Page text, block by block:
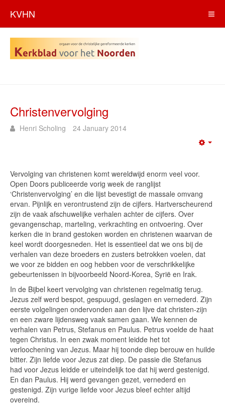
KVHN
Christenvervolging
Henri Scholing 24 January 2014
Vervolging van christenen komt wereldwijd enorm veel voor.
Open Doors publiceerde vorig week de ranglijst
‘Christenvervolging’ en die lijst bevestigt de massale omvang
ervan. Pijnlijk en verontrustend zijn de cijfers. Hartverscheurend
zijn de vaak afschuwelijke verhalen achter de cijfers. Over
gevangenschap, marteling, verkrachting en ontvoering. Over
kerken die in brand gestoken worden en christenen waarvan de
keel wordt doorgesneden. Het is essentieel dat we ons bij de
verhalen van deze broeders en zusters betrokken voelen, dat
we voor ze bidden en oog hebben voor de verschrikkelijke
gebeurtenissen in bijvoorbeeld Noord-Korea, Syrië en Irak.
In de Bijbel keert vervolging van christenen regelmatig terug.
Jezus zelf werd bespot, gespuugd, geslagen en vernederd. Zijn
eerste volgelingen ondervonden aan den lijve dat christen-zijn
en een zware lijdensweg vaak samen gaan. We kennen de
verhalen van Petrus, Stefanus en Paulus. Petrus voelde de haat
tegen Christus. In een zwak moment leidde het tot
verloochening van Jezus. Maar hij toonde diep berouw en huilde
bitter. Zijn liefde voor Jezus zat diep. De passie die Stefanus
had voor Jezus leidde er uiteindelijk toe dat hij werd gestenigd.
En dan Paulus. Hij werd gevangen gezet, vernederd en
gestenigd. Zijn vurige liefde voor Jezus bleef echter altijd
overeind.